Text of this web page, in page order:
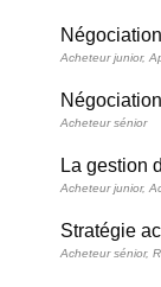
Acheteur junior,
Acheteur sénior
La gestion
Acheteur junior,
Stratégie
Acheteur sénior,